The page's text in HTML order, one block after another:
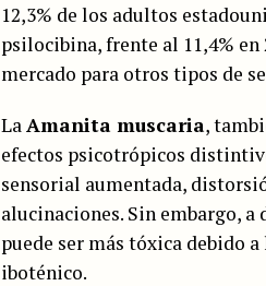
12,3% de los adultos
psilocibina, frente al 11,4%
mercado para otros tipos de
La Amanita muscaria,
efectos psicotrópicos
sensorial aumentada,
alucinaciones. Sin embargo, a
puede ser más tóxica debido
iboténico.